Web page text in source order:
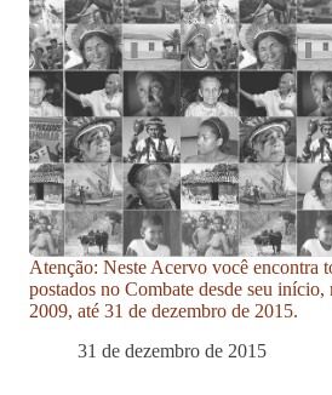
Atenção: Neste Acervo você encontra
postados no Combate desde seu
2009, até 31 de dezembro de 2015.
31 de dezembro de 2015